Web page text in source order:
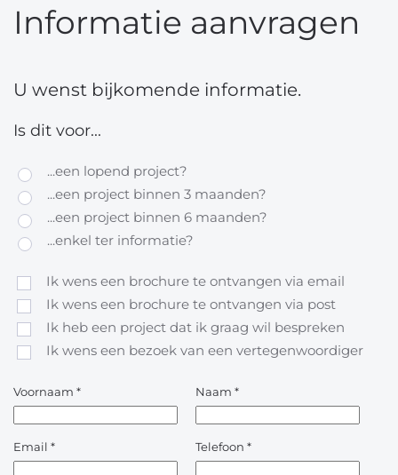
Informatie aanvragen
U wenst bijkomende informatie.
Is dit voor...
...een lopend project?
...een project binnen 3 maanden?
...een project binnen 6 maanden?
...enkel ter informatie?
Ik wens een brochure te ontvangen via email
Ik wens een brochure te ontvangen via post
Ik heb een project dat ik graag wil bespreken
Ik wens een bezoek van een vertegenwoordiger
Voornaam * Naam *
Email * Telefoon *